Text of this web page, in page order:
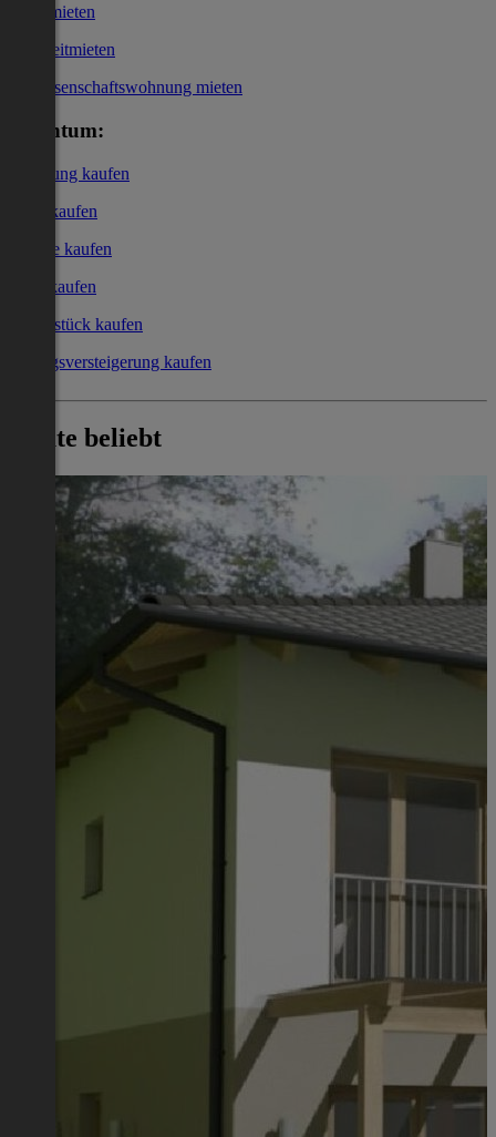
Büro mieten
Kurzzeitmieten
Genossenschaftswohnung mieten
Eigentum:
Wohnung kaufen
Haus kaufen
Garage kaufen
Büro kaufen
Grundstück kaufen
Zwangsversteigerung kaufen
Heute beliebt